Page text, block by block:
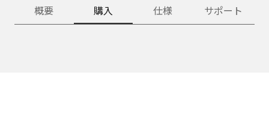
概要 購入 仕様 サポート